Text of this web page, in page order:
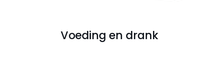
Voeding en drank